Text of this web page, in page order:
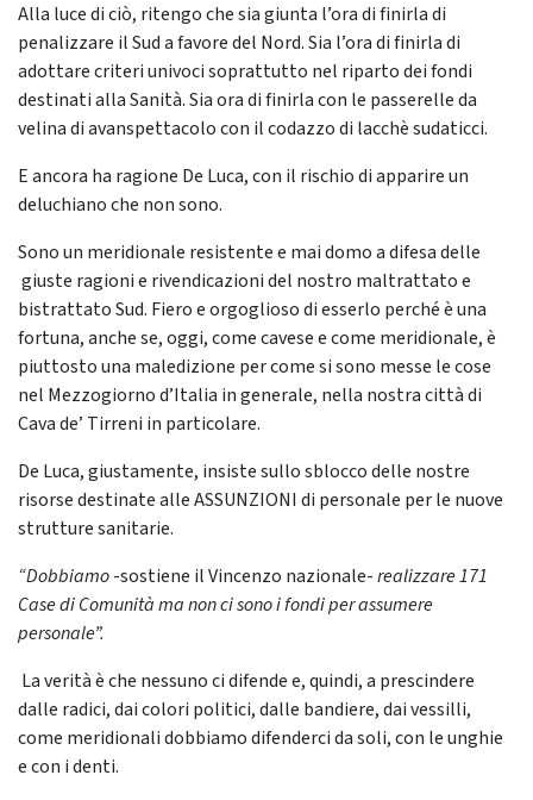
Alla luce di ciò, ritengo che sia giunta l’ora di finirla di
penalizzare il Sud a favore del Nord. Sia l’ora di finirla di
adottare criteri univoci soprattutto nel riparto dei fondi
destinati alla Sanità. Sia ora di finirla con le passerelle da
velina di avanspettacolo con il codazzo di lacchè sudaticci.
E ancora ha ragione De Luca, con il rischio di apparire un
deluchiano che non sono.
Sono un meridionale resistente e mai domo a difesa delle
giuste ragioni e rivendicazioni del nostro maltrattato e
bistrattato Sud. Fiero e orgoglioso di esserlo perché è una
fortuna, anche se, oggi, come cavese e come meridionale, è
piuttosto una maledizione per come si sono messe le cose
nel Mezzogiorno d’Italia in generale, nella nostra città di
Cava de’ Tirreni in particolare.
De Luca, giustamente, insiste sullo sblocco delle nostre
risorse destinate alle ASSUNZIONI di personale per le nuove
strutture sanitarie.
“Dobbiamo-sostiene il Vincenzo nazionale-realizzare 171
Case di Comunità ma non ci sono i fondi per assumere
personale”.
La verità è che nessuno ci difende e, quindi, a prescindere
dalle radici, dai colori politici, dalle bandiere, dai vessilli,
come meridionali dobbiamo difenderci da soli, con le unghie
e con i denti.